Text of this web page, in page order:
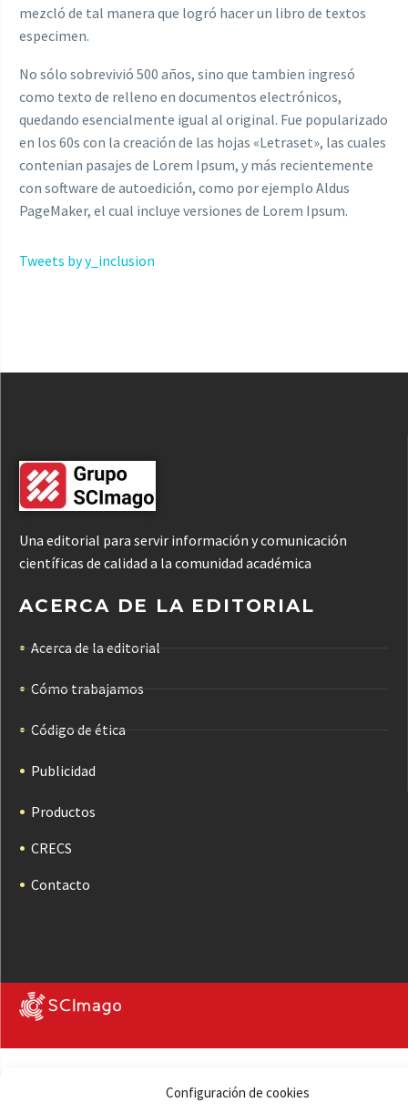
Configuración de cookies
mezcló de tal manera que logró hacer un libro de textos
especimen.
No sólo sobrevivió 500 años, sino que tambien ingresó
como texto de relleno en documentos electrónicos,
quedando esencialmente igual al original. Fue popularizado
en los 60s con la creación de las hojas «Letraset», las cuales
contenian pasajes de Lorem Ipsum, y más recientemente
con software de autoedición, como por ejemplo Aldus
PageMaker, el cual incluye versiones de Lorem Ipsum.
Tweets by y_inclusion
Una editorial para servir información y comunicación
científicas de calidad a la comunidad académica
ACERCA DE LA EDITORIAL
Acerca de la editorial
Cómo trabajamos
Código de ética
Publicidad
Productos
CRECS
Contacto